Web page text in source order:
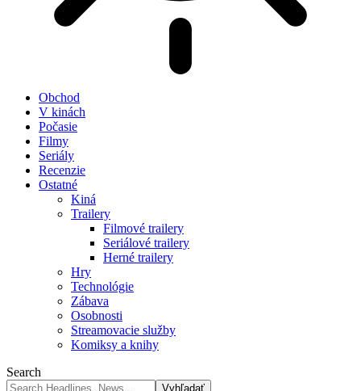
Obchod
V kinách
Počasie
Filmy
Seriály
Recenzie
Ostatné
Kiná
Trailery
Filmové trailery
Seriálové trailery
Herné trailery
Hry
Technológie
Zábava
Osobnosti
Streamovacie služby
Komiksy a knihy
Search